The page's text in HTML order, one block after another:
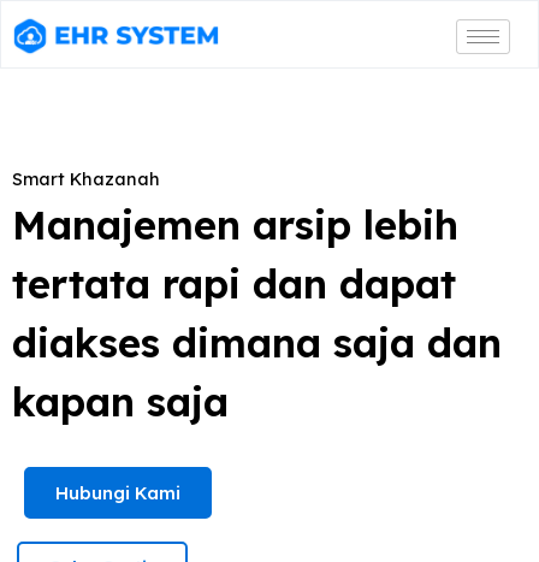
Smart Khazanah
Manajemen arsip lebih
tertata rapi dan dapat
diakses dimana saja dan
kapan saja
Hubungi Kami